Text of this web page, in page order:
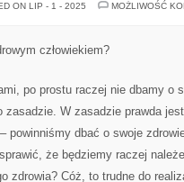
ON LIP - 1 - 2025
MOŻLIWOŚĆ
człowiekiem?
po prostu raczej nie dbamy o
zasadzie. W zasadzie prawda
powinniśmy dbać o swoje
że będziemy raczej
zdrowia? Cóż, to trudne do